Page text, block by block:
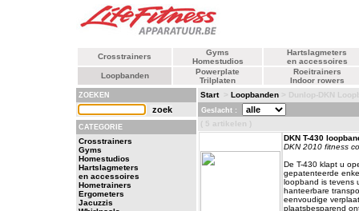
Crosstrainers
Gyms
Homestudios
Hartslagmeters
en accessoires
Loopbanden
Powerplate
Trilplaten
Roeitrainers
Indoor rowers
ZOEKEN
CATEGORIE
Crosstrainers
Gyms
Homestudios
Hartslagmeters
en accessoires
Hometrainers
Ergometers
Jacuzzis
Start> Loopbanden > Dunlop-DKN
Geslacht :
( 5 artikelen )
DKN T-430
DKN 2010 fitness
De T-430 klapt u
gepatenteerde
loopband is tevens
hanteerbare
eenvoudige
plaatsbesparend